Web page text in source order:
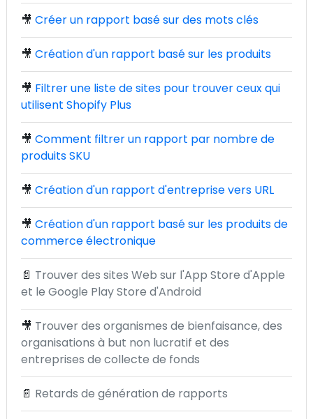
🎥 Créer un rapport basé sur des mots clés
🎥 Création d'un rapport basé sur les produits
🎥 Filtrer une liste de sites pour trouver ceux qui
utilisent Shopify Plus
🎥 Comment filtrer un rapport par nombre de
produits SKU
🎥 Création d'un rapport d'entreprise vers URL
🎥 Création d'un rapport basé sur les produits de
commerce électronique
📄 Trouver des sites Web sur l'App Store d'Apple
et le Google Play Store d'Android
🎥 Trouver des organismes de bienfaisance, des
organisations à but non lucratif et des
entreprises de collecte de fonds
📄 Retards de génération de rapports